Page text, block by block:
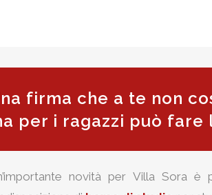
firma che a te non
per i ragazzi può fare
novità per Villa Sora è